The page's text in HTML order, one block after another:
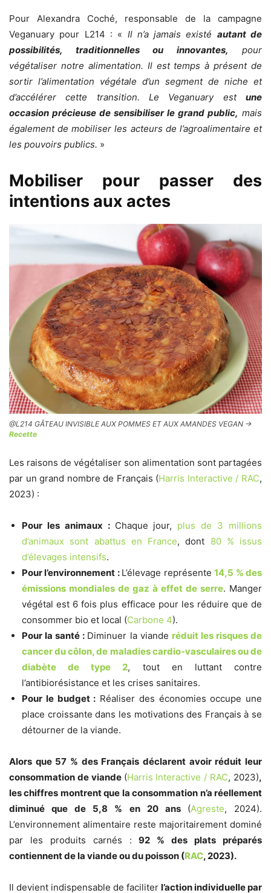
Pour Alexandra Coché, responsable de la campagne
Veganuary pour L214 : « Il n’a jamais existé autant de
possibilités, traditionnelles ou innovantes, pour
végétaliser notre alimentation. Il est temps à présent de
sortir l’alimentation végétale d’un segment de niche et
d’accélérer cette transition. Le Veganuary est une
occasion précieuse de sensibiliser le grand public, mais
également de mobiliser les acteurs de l’agroalimentaire et
les pouvoirs publics. »
Mobiliser pour passer des
intentions aux actes
@L214 GÂTEAU INVISIBLE AUX POMMES ET AUX AMANDES VEGAN ->
Recette
Les raisons de végétaliser son alimentation sont partagées
par un grand nombre de Français (Harris Interactive / RAC,
2023) :
Pour les animaux : Chaque jour, plus de 3 millions
d’animaux sont abattus en France, dont 80 % issus
d’élevages intensifs.
Pour l’environnement : L’élevage représente14,5 % des
émissions mondiales de gaz à effet de serre. Manger
végétal est 6 fois plus efficace pour les réduire que de
consommer bio et local (Carbone 4).
Pour la santé : Diminuer la viande réduit les risques de
cancer du côlon, de maladies cardio-vasculaires ou de
diabète de type 2, tout en luttant contre
l’antibiorésistance et les crises sanitaires.
Pour le budget : Réaliser des économies occupe une
place croissante dans les motivations des Français à se
détourner de la viande.
Alors que 57 % des Français déclarent avoir réduit leur
consommation de viande (Harris Interactive / RAC, 2023),
les chiffres montrent que la consommation n’a réellement
diminué que de 5,8 % en 20 ans (Agreste, 2024).
L’environnement alimentaire reste majoritairement dominé
par les produits carnés :92 % des plats préparés
contiennent de la viande ou du poisson (RAC, 2023).
Il devient indispensable de faciliter l’action individuelle par